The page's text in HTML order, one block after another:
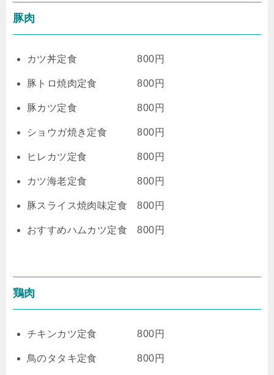
豚肉
カツ丼定食 800円
豚トロ焼肉定食 800円
豚カツ定食 800円
ショウガ焼き定食 800円
ヒレカツ定食 800円
カツ海老定食 800円
豚スライス焼肉味定食 800円
おすすめハムカツ定食 800円
鶏肉
チキンカツ定食 800円
鳥のタタキ定食 800円